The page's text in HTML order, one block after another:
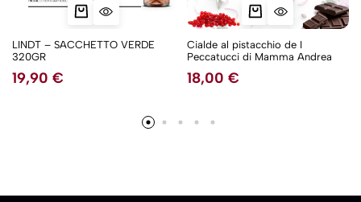
LINDT – SACCHETTO VERDE
320GR
19,90 €
Cialde al pistacchio de I
Peccatucci di Mamma Andrea
18,00 €